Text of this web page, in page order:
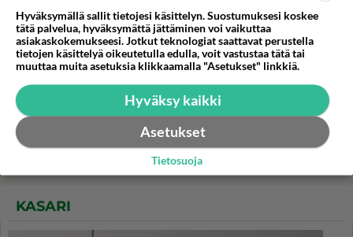
HOROSKOOPPI
6.8.2026
Valitse oma tähtimerkkisi ja lue päivän horoskooppi!
KASARI
Hyväksymällä sallit tietojesi käsittelyn. Suostumuksesi koskee
tätä palvelua, hyväksymättä jättäminen voi vaikuttaa
asiakaskokemukseesi. Jotkut teknologiat saattavat perustella
tietojen käsittelyä oikeutetulla edulla, voit vastustaa tätä tai
muuttaa muita asetuksia klikkaamalla "Asetukset" linkkiä.
Hyväksy kaikki
Asetukset
Tietosuoja